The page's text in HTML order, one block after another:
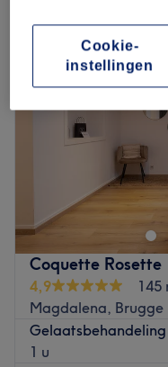
Coquette Rosette
4,9
145
Magdalena, Brugge
1 u
Cookie-
instellingen